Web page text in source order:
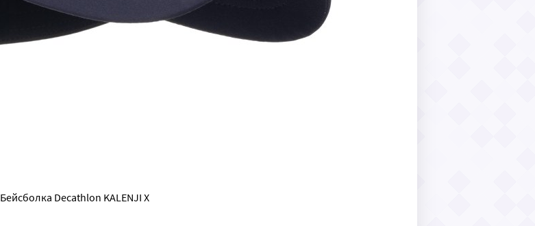
Бейсболка Decathlon KALENJI Х